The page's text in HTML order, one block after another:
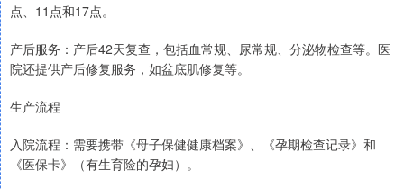
点、11点和17点。
产后服务：产后42天复查，包括血常规、尿常规、分泌物检查等。医
院还提供产后修复服务，如盆底肌修复等。
生产流程
入院流程：需要携带《母子保健健康档案》、《孕期检查记录》和
《医保卡》（有生育险的孕妇）。